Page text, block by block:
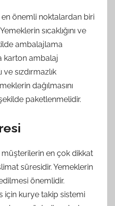
önemli noktalardan biri
sıcaklığını ve
ambalajlama
karton ambalaj
sızdırmazlık
dağılmasını
paketlenmelidir.
en çok dikkat
süresidir. Yemeklerin
önemlidir.
için kurye takip sistemi